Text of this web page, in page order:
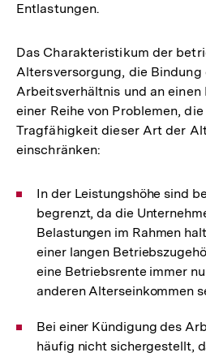
Entlastungen.
Das Charakteristikum der
Altersversorgung, die Bindung
Arbeitsverhältnis und an
einer Reihe von Problemen,
Tragfähigkeit dieser Art der
einschränken:
In der Leistungshöhe sind
begrenzt, da die
Belastungen im Rahmen
einer langen
eine Betriebsrente immer
anderen Alterseinkommen
Bei einer Kündigung des
häufig nicht sichergestellt,